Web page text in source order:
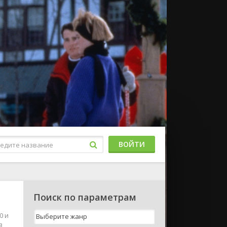
ВОЙТИ
и
Поиск по параметрам